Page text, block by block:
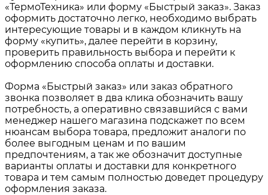
«ТермоТехника» или форму «Быстрый заказ». Заказ
оформить достаточно легко, необходимо выбрать
интересующие товары и в каждом кликнуть на
форму «купить», далее перейти в корзину,
проверить правильность выбора и перейти к
оформлению способа оплаты и доставки.
Форма «Быстрый заказ» или заказ обратного
звонка позволяет в два клика обозначить вашу
потребность, а оперативно связавшийся с вами
менеджер нашего магазина подскажет по всем
нюансам выбора товара, предложит аналоги по
более выгодным ценам и по вашим
предпочтениям, а так же обозначит доступные
варианты оплаты и доставки для конкретного
товара и тем самым полностью доведет процедуру
оформления заказа.